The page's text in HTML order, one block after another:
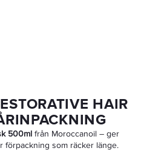
HAIR
500ml från Moroccanoil – ger
förpackning som räcker länge.